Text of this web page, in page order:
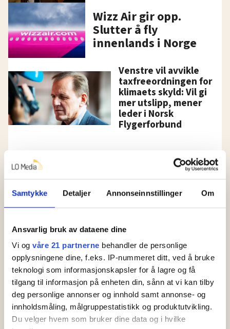
Samtykke Detaljer Annonseinnstillinger Om
Ansvarlig bruk av dataene dine
Vi og våre 21 partnerne behandler de personlige
opplysningene dine, f.eks. IP-nummeret ditt, ved å bruke
teknologi som informasjonskapsler for å lagre og få
tilgang til informasjon på enheten din, sånn at vi kan tilby
deg personlige annonser og innhold samt annonse- og
innholdsmåling, målgruppestatistikk og produktutvikling.
Du velger hvem som bruker dine data og i hvilke
Wizz Air gir opp.
Slutter å fly
innenlands i Norge
Venstre vil avvikle
taxfreeordningen for
klimaets skyld: Vil gi
mer utslipp, mener
leder i Norsk
Flygerforbund
Wizz Air etablerer seg i
«Øst-Europas
Ryanair» skal fly
innad i Norge for 199
selskap uten
fagforeninger
Korona:
NHO og LO sammen
om luftfart-krav:
Trenger 6 til 8
milliarder kroner